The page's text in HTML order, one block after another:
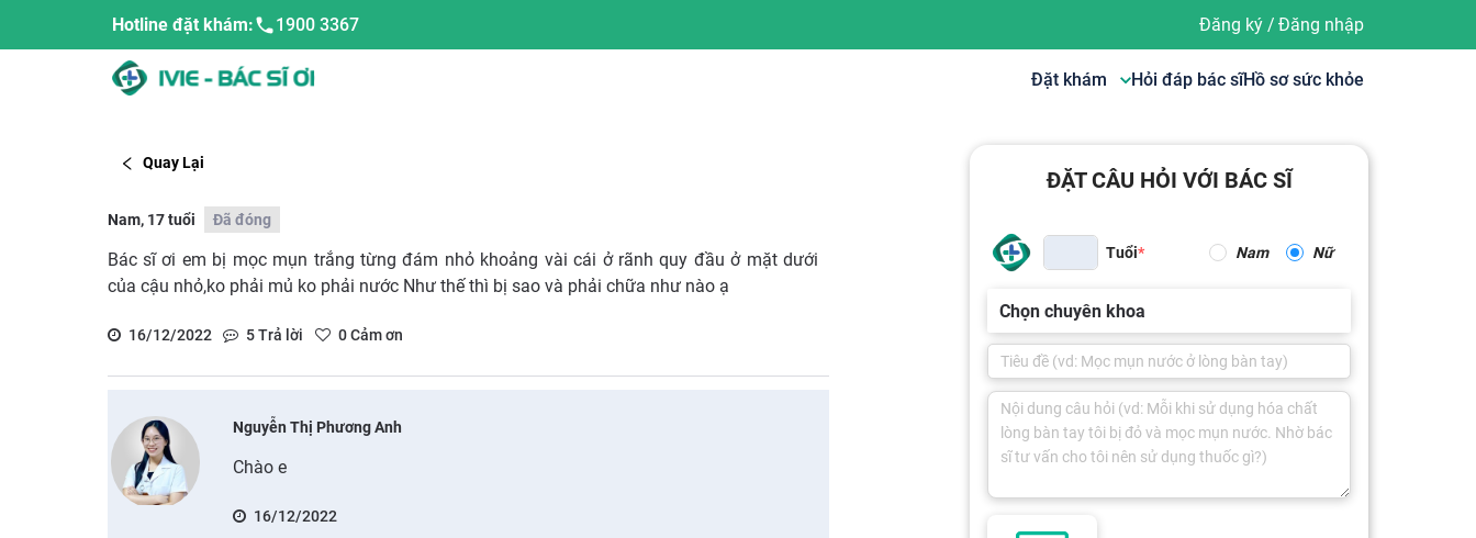
Hotline đặt khám: 1900 3367 Đăng ký/ Đăng nhập
Đặt khám Hỏi đáp bác sĩHồ sơ sức khỏe
Quay Lại
Nam, 17 tuổi Đã đóng
Bác sĩ ơi em bị mọc mụn trắng từng đám nhỏ khoảng vài cái ở rãnh quy đầu ở mặt dưới
của cậu nhỏ,ko phải mủ ko phải nước Như thế thì bị sao và phải chữa như nào ạ
16/12/2022 5Trả lời 0Cảm ơn
Nguyễn Thị Phương Anh
Chào e
16/12/2022
ĐẶT CÂU HỎI VỚI BÁC SĨ
Tuổi Nam Nữ
Chọn chuyên khoa